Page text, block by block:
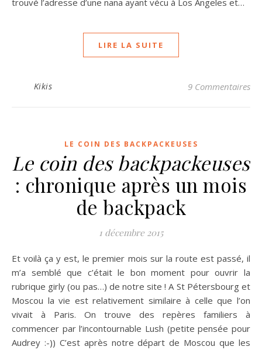
trouvé l’adresse d’une nana ayant vécu à Los Angeles et…
LIRE LA SUITE
Kikis 9 Commentaires
LE COIN DES BACKPACKEUSES
Le coin des backpackeuses
: chronique après un mois
de backpack
1 décembre 2015
Et voilà ça y est, le premier mois sur la route est passé, il
m’a semblé que c’était le bon moment pour ouvrir la
rubrique girly (ou pas…) de notre site ! A St Pétersbourg et
Moscou la vie est relativement similaire à celle que l’on
vivait à Paris. On trouve des repères familiers à
commencer par l’incontournable Lush (petite pensée pour
Audrey :-)) C’est après notre départ de Moscou que les